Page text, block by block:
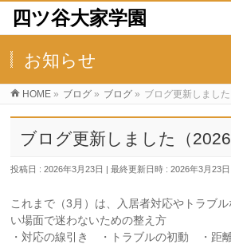
四ツ谷大家学園
お知らせ
HOME » ブログ » ブログ » ブログ更新しまし
ブログ更新しました（
投稿日 : 2026年3月23日 最終更新日時 : 2026年3月23日
これまで（3月）は、入居者対応やトラブ
い場面で迷わないための整え方
・対応の線引き ・トラブルの初動 ・距